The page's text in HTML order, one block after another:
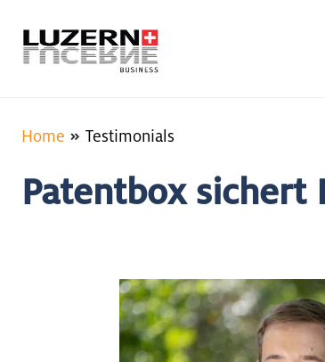
Home Testimonials
Patentbox sichert